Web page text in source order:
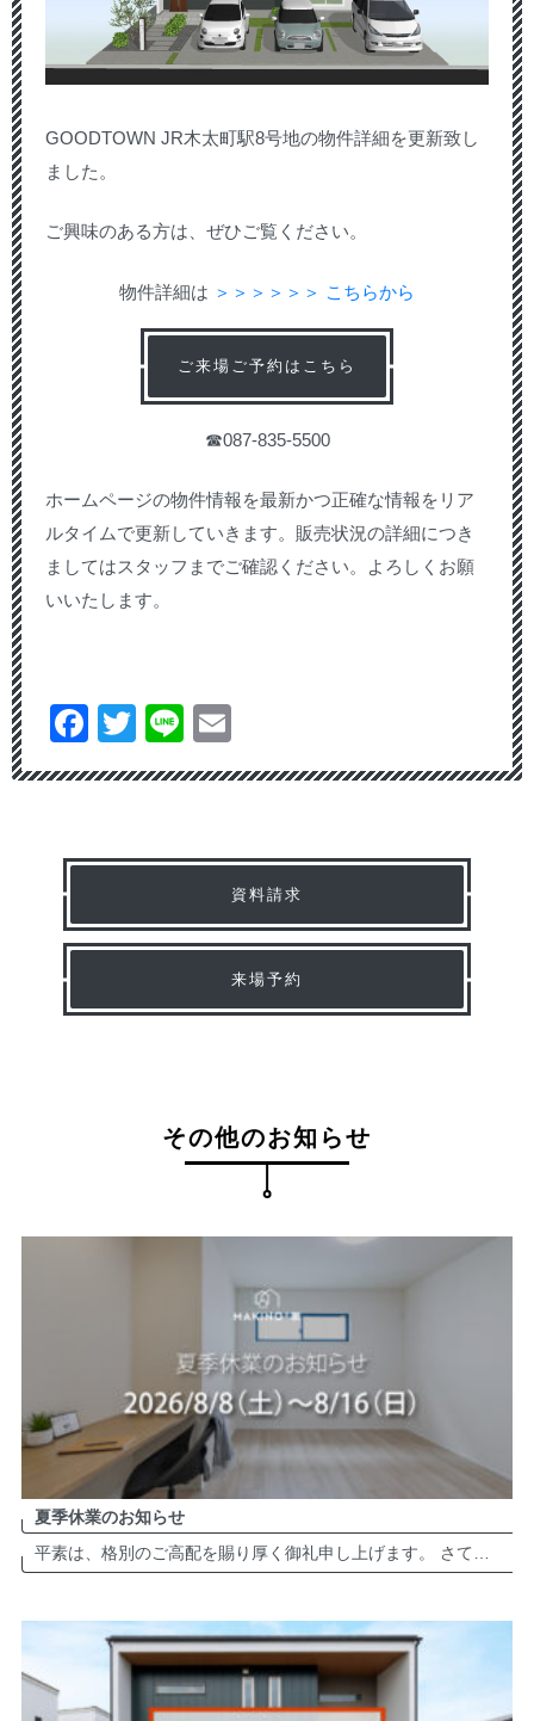
GOODTOWN JR木太町駅8号地の物件詳細を更新致し
ました。
ご興味のある方は、ぜひご覧ください。
物件詳細は ＞＞＞＞＞＞ こちらから
ご来場ご予約はこちら
☎087-835-5500
ホームページの物件情報を最新かつ正確な情報をリア
ルタイムで更新していきます。販売状況の詳細につき
ましてはスタッフまでご確認ください。よろしくお願
いいたします。
Facebook
Twitter
Line
資料請求
来場予約
その他のお知らせ
夏季休業のお知らせ
平素は、格別のご高配を賜り厚く御礼申し上げます。 さて、弊社は誠に勝手ながら夏季休業日を以下の通りとさせて頂きます。 夏季休業：2026年8月8日（土）～8月16日（日） ※2026年8月17日（月）より、平常通り営業致 […]